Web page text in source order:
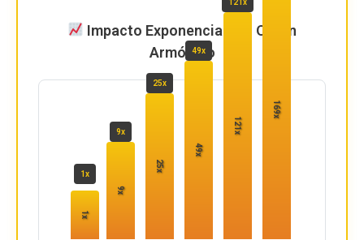
Impacto Exponencial por Orden
Armónico
1x
1x
9x
9x
25x
25x
49x
49x
121x
169x